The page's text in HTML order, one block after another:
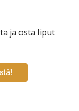
ja osta liput